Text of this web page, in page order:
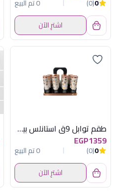
0
(0)
0 تم البيع
اشترِ الآن
طقم توابل 9ق استانلس بيضاوى صغير اكسفورد
EGP1359
0
(0)
0 تم البيع
اشترِ الآن